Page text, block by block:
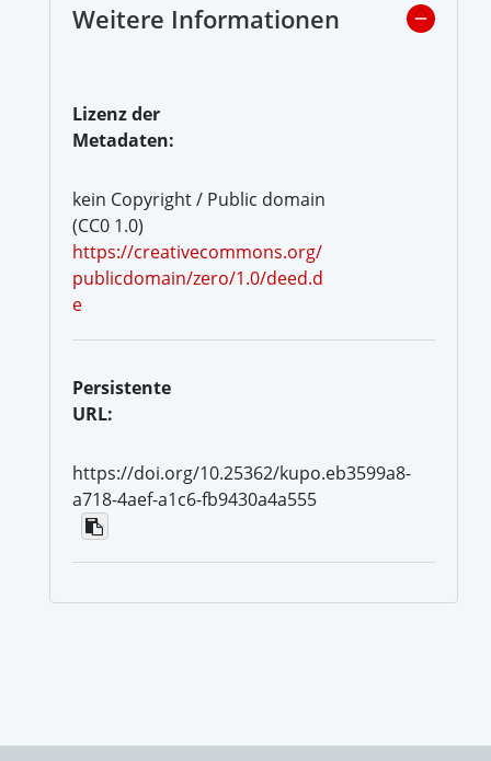
Weitere Informationen
Lizenz der
Metadaten:
kein Copyright / Public domain
(CC0 1.0)
https://creativecommons.org/
publicdomain/zero/1.0/deed.d
e
Persistente
URL:
https://doi.org/10.25362/kupo.eb3599a8-
a718-4aef-a1c6-fb9430a4a555